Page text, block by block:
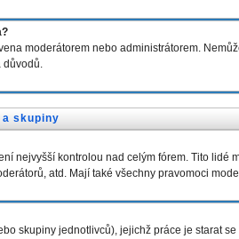
moderátorem nebo administrátorem.
důvodů.
skupiny
nejvyšší kontrolou nad celým fórem. Tito
atd. Mají také všechny pravomoci
skupiny jednotlivců), jejichž práce je starat